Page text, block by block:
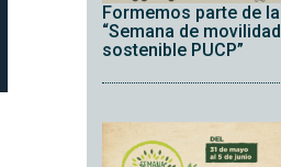
Formemos parte de la
“Semana de movilidad
sostenible PUCP”